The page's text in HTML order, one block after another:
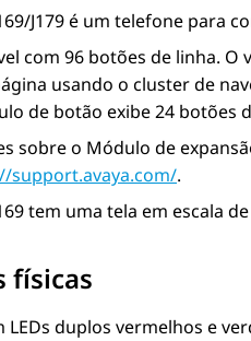
J179é um telefone para
com 96 botões de linha.
usando o cluster de
de botão exibe 24 botões
sobre o Módulo de
support.avaya.com/.
tem uma tela em escala
físicas
duplos vermelhos e